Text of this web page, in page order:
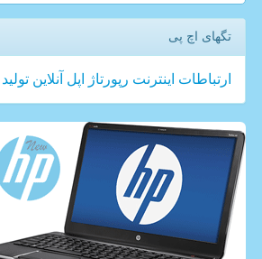
تگهای اچ پی
ارتباطات اینترنت رپورتاژ اپل آنلاین تولید